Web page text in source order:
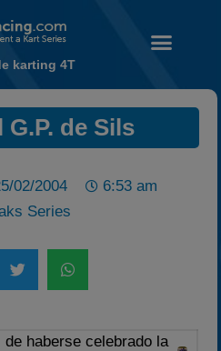
Noticias
Calendario
Carreras finalizadas
Temporada 2026
2022
karting 4T
G.P. de Sils
02/2004
6:53 am
Series
haberse celebrado la